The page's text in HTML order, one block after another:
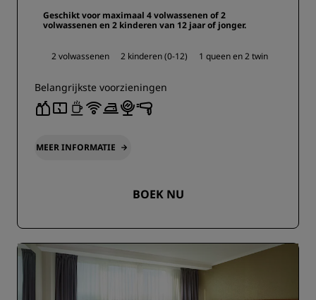
Geschikt voor maximaal 4 volwassenen of 2
volwassenen en 2 kinderen van 12 jaar of jonger.
2 volwassenen 2 kinderen (0-12) 1 queen en2 twin
Belangrijkste voorzieningen
MEER INFORMATIE
BOEK NU